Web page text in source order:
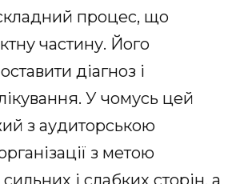
процес, що
частину. Його
діагноз і
У чомусь цей
з аудиторською
з метою
і слабких сторін, а